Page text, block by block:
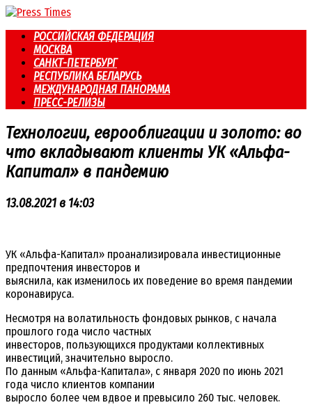
Перейти
контентуРОССИЙСКАЯ ФЕДЕРАЦИЯ
МОСКВА
САНКТ-ПЕТЕРБУРГ
РЕСПУБЛИКА БЕЛАРУСЬ
МЕЖДУНАРОДНАЯ ПАНОРАМА
ПРЕСС-РЕЛИЗЫ
Технологии, еврооблигации и золото: во
что вкладывают клиенты УК «Альфа-
Капитал» в пандемию
13.08.2021 в 14:03
УК «Альфа-Капитал» проанализировала инвестиционные
предпочтения инвесторов и
выяснила, как изменилось их поведение во время пандемии
коронавируса.
Несмотря на волатильность фондовых рынков, с начала
прошлого года число частных
инвесторов, пользующихся продуктами коллективных
инвестиций, значительно выросло.
По данным «Альфа-Капитала», с января 2020 по июнь 2021
года число клиентов компании
выросло более чем вдвое и превысило 260 тыс. человек.